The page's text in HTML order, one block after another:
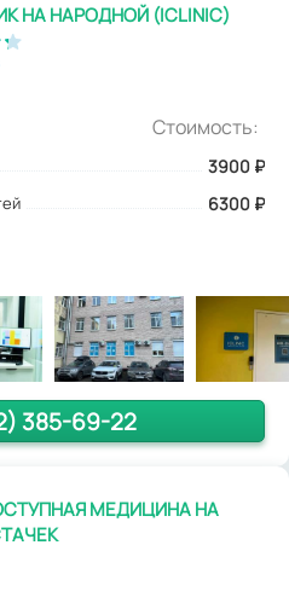
НА НАРОДНОЙ (ICLINIC)
Стоимость:
3900 ₽
6300 ₽
385-69-22
МЕДИЦИНА НА